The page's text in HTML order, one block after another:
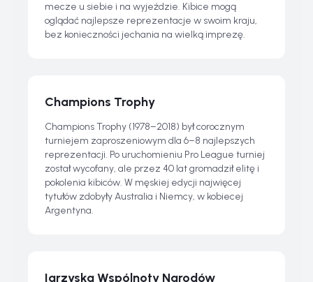
mecze u siebie i na wyjeździe. Kibice mogą
oglądać najlepsze reprezentacje w swoim kraju,
bez konieczności jechania na wielką imprezę.
Champions Trophy
Champions Trophy (1978–2018) był corocznym
turniejem zaproszeniowym dla 6–8 najlepszych
reprezentacji. Po uruchomieniu Pro League turniej
został wycofany, ale przez 40 lat gromadził elitę i
pokolenia kibiców. W męskiej edycji najwięcej
tytułów zdobyły Australia i Niemcy, w kobiecej
Argentyna.
Igrzyska Wspólnoty Narodów